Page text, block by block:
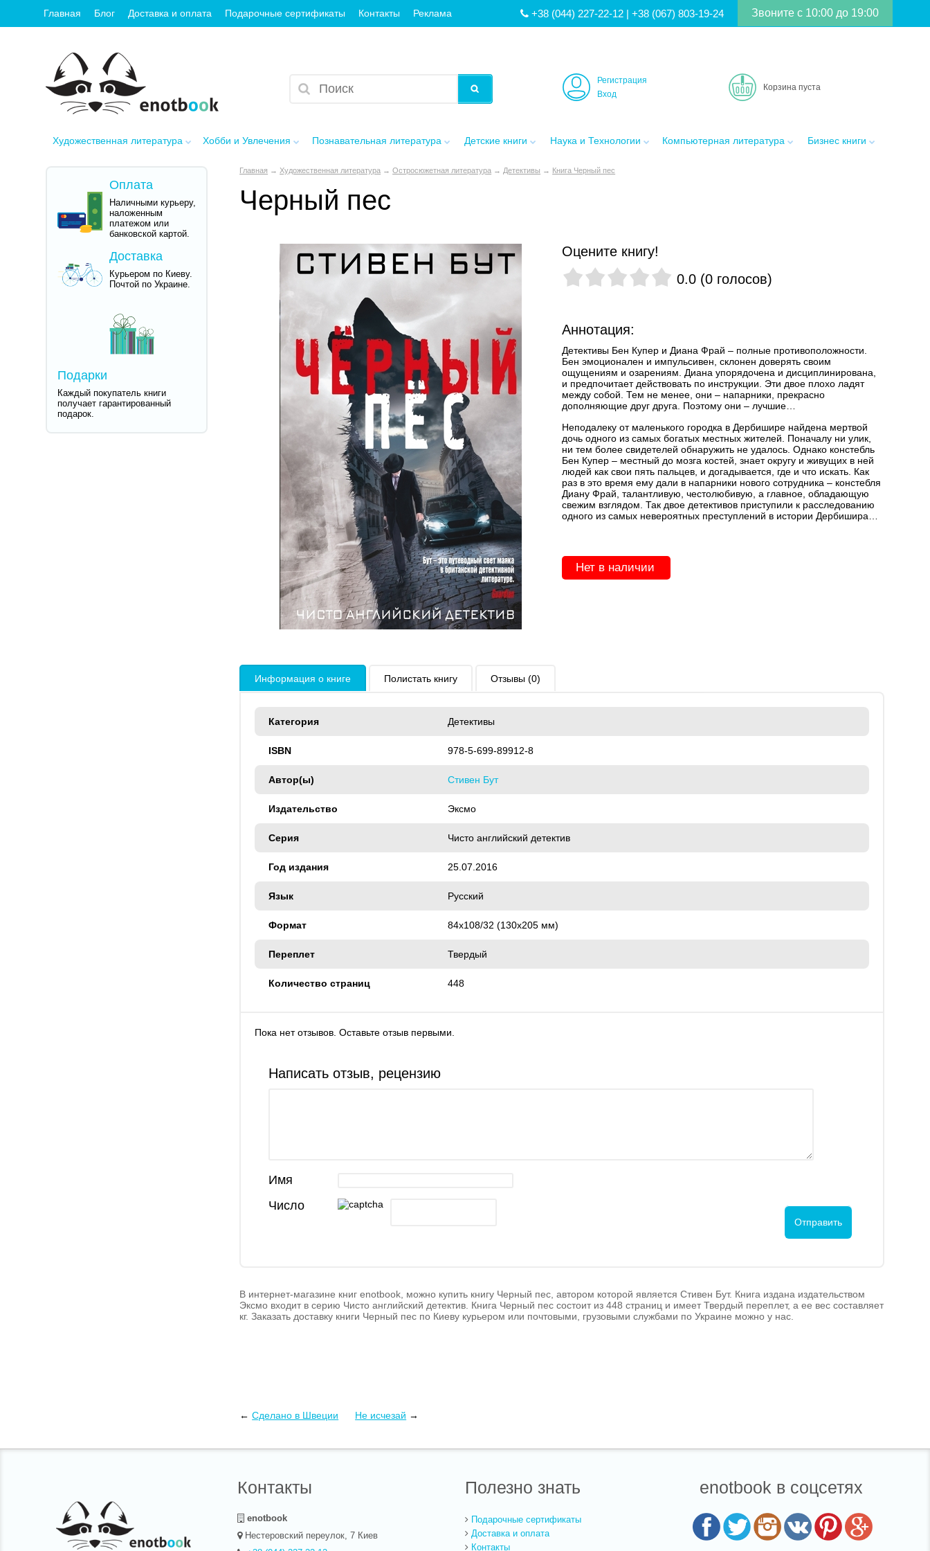
Главная Блог Доставка и оплата Подарочные сертификаты Контакты Реклама Звоните с 10:00 до 19:00
+38 (044) 227-22-12 |+38 (067) 803-19-24
Корзина пуста
Регистрация
Вход
Художественная литература Хобби и Увлечения Познавательная литература Детские книги Наука и Технологии Компьютерная литература Бизнес книги
Оплата
Наличными курьеру,
наложенным
платежом или
банковской картой.
Доставка
Курьером по Киеву.
Почтой по Украине.
Подарки
Каждый покупатель книги
получает гарантированный
подарок.
Главная → Художественная литература →Остросюжетная литература → Детективы → Книга Черный пес
Черный пес
Оцените книгу!
0.0 (0 голосов)
Аннотация:
Детективы Бен Купер и Диана Фрай – полные противоположности.
Бен эмоционален и импульсивен, склонен доверять своим
ощущениям и озарениям. Диана упорядочена и дисциплинирована,
и предпочитает действовать по инструкции. Эти двое плохо ладят
между собой. Тем не менее, они – напарники, прекрасно
дополняющие друг друга. Поэтому они – лучшие…
Неподалеку от маленького городка в Дербишире найдена мертвой
дочь одного из самых богатых местных жителей. Поначалу ни улик,
ни тем более свидетелей обнаружить не удалось. Однако констебль
Бен Купер – местный до мозга костей, знает округу и живущих в ней
людей как свои пять пальцев, и догадывается, где и что искать. Как
раз в это время ему дали в напарники нового сотрудника – констебля
Диану Фрай, талантливую, честолюбивую, а главное, обладающую
свежим взглядом. Так двое детективов приступили к расследованию
одного из самых невероятных преступлений в истории Дербишира…
Нет в наличии
Информация о книге Полистать книгу Отзывы (0)
Категория Детективы
ISBN 978-5-699-89912-8
Автор(ы) Стивен Бут
Издательство Эксмо
Серия Чисто английский детектив
Год издания 25.07.2016
Язык Русский
Формат 84х108/32 (130х205 мм)
Переплет Твердый
Количество страниц 448
Пока нет отзывов. Оставьте отзыв первыми.
Написать отзыв, рецензию
Имя
Число
В интернет-магазине книг enotbook, можно купить книгу Черный пес, автором которой является Стивен Бут. Книга издана издательством
Эксмо входит в серию Чисто английский детектив. Книга Черный пес состоит из 448 страниц и имеет Твердый переплет, а ее вес составляет
кг. Заказать доставку книги Черный пес по Киеву курьером или почтовыми, грузовыми службами по Украине можно у нас.
←Сделано в Швеции Не исчезай →
Контакты
enotbook
Нестеровский переулок, 7 Киев
Полезно знать
Подарочные сертификаты
Доставка и оплата
Контакты
enotbook в соцсетях